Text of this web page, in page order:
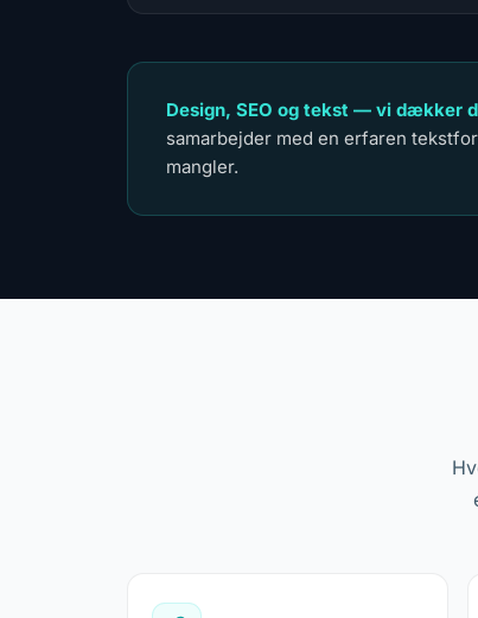
Design, SEO og tekst — vi dækker
samarbejder med en erfaren
mangler.